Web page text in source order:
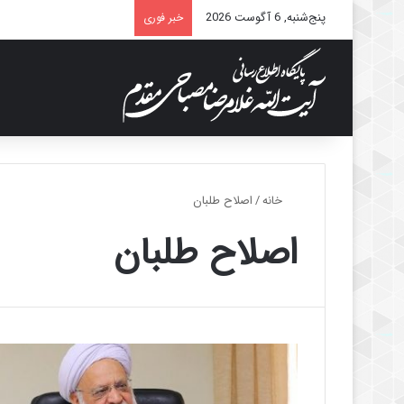
پنج‌شنبه, 6 آگوست 2026 خبر فوری
خانه/اصلاح طلبان
اصلاح طلبان